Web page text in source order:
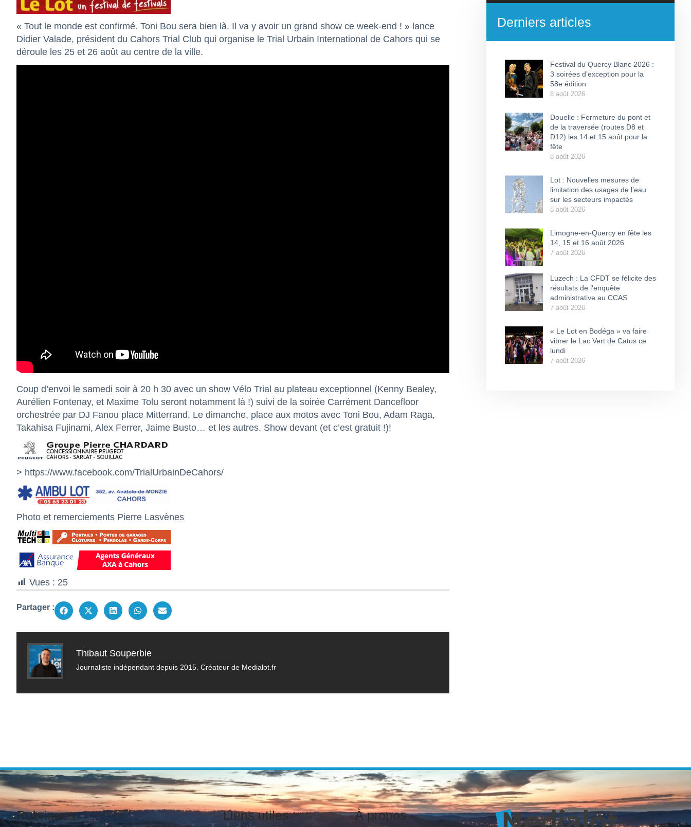
« Tout le monde est confirmé. Toni Bou sera bien là. Il va y avoir un grand show ce week-end ! » lance
Didier Valade, président du Cahors Trial Club qui organise le Trial Urbain International de Cahors qui se
déroule les 25 et 26 août au centre de la ville.
Coup d’envoi le samedi soir à 20 h 30 avec un show Vélo Trial au plateau exceptionnel (Kenny Bealey,
Aurélien Fontenay, et Maxime Tolu seront notamment là !) suivi de la soirée Carrément Dancefloor
orchestrée par DJ Fanou place Mitterrand. Le dimanche, place aux motos avec Toni Bou, Adam Raga,
Takahisa Fujinami, Alex Ferrer, Jaime Busto… et les autres. Show devant (et c’est gratuit !)!
> https://www.facebook.com/TrialUrbainDeCahors/
Photo et remerciements Pierre Lasvènes
Vues : 25
Partager :
Thibaut Souperbie
Journaliste indépendant depuis 2015. Créateur de Medialot.fr
Derniers articles
Festival du Quercy Blanc 2026 :
3 soirées d’exception pour la
58e édition
8 août 2026
Douelle : Fermeture du pont et
de la traversée (routes D8 et
D12) les 14 et 15 août pour la
fête
8 août 2026
Lot : Nouvelles mesures de
limitation des usages de l’eau
sur les secteurs impactés
8 août 2026
Limogne-en-Quercy en fête les
14, 15 et 16 août 2026
7 août 2026
Luzech : La CFDT se félicite des
résultats de l’enquête
administrative au CCAS
7 août 2026
« Le Lot en Bodéga » va faire
vibrer le Lac Vert de Catus ce
lundi
7 août 2026
Rubriques Liens utiles À propos